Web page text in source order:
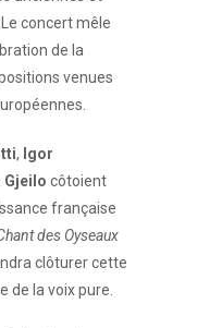
concert mêle
de la
venues
, Igor
Gjeilo côtoient
française
des Oyseaux
clôturer cette
de la voix pure.